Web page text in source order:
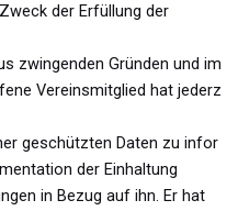
der Erfüllung der
zwingenden Gründen und im
Vereinsmitglied hat jederz
geschützten Daten zu infor
der Einhaltung
in Bezug auf ihn. Er hat